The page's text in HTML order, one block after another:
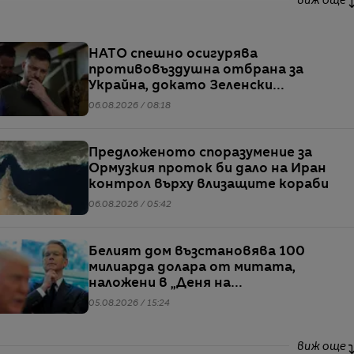
НАТО спешно осигурява
противовъздушна отбрана за
Украйна, докато Зеленски
предупреждава за рязък ръст в
06.08.2026 / 08:18
Предложеното споразумение за
Ормузкия проток би дало на Иран
контрол върху влизащите кораби
06.08.2026 / 05:42
Белият дом възстановява 100
милиарда долара от митата,
наложени в „Деня на
освобождението“
05.08.2026 / 15:24
виж още